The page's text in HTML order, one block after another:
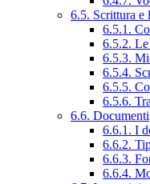
6.5. Scrittura e
6.5.1.
6.5.2.
6.5.3.
6.5.4.
6.5.5.
6.5.6.
6.6. Documenti
6.6.1. I
6.6.2.
6.6.3.
6.6.4.